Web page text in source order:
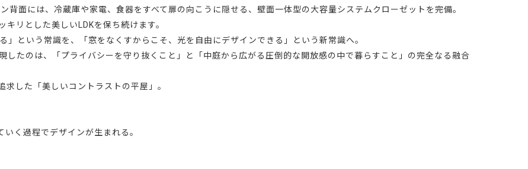
背面には、冷蔵庫や家電、食器をすべて扉の向こうに隠せる、壁面一体型の大容量システムクローゼットを完備。
リとした美しいLDKを保ち続けます。
」という常識を、「窓をなくすからこそ、光を自由にデザインできる」という新常識へ。
たのは、「プライバシーを守り抜くこと」と「中庭から広がる圧倒的な開放感の中で暮らすこと」の完全なる融合
した「美しいコントラストの平屋」。
く過程でデザインが生まれる。